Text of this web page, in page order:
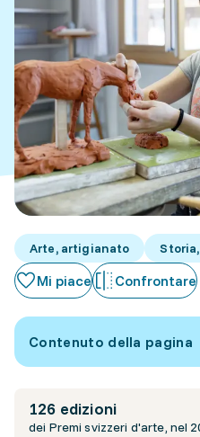
Arte, artigianato
Mi piace Confrontare
Contenuto della pagina
126 edizioni
dei Premi svizzeri d'arte, nel